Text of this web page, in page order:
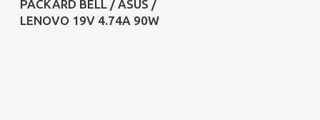
PACKARD BELL / ASUS /
LENOVO 19V 4.74A 90W